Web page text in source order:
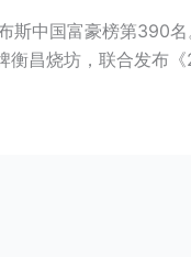
斯中国富豪榜第390名
衡昌烧坊 ，联合发布